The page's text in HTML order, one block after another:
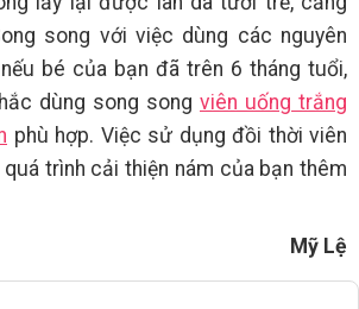
song với việc dùng các nguyên
nếu bé của bạn đã trên 6 tháng tuổi,
dùng song song viên uống trắng
phù hợp. Việc sử dụng đồi thời viên
trình cải thiện nám của bạn thêm
Mỹ Lệ